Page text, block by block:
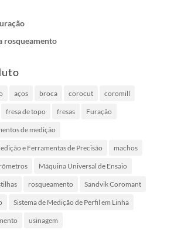
rosqueamento
aços broca corocut coromill
fresa de topo fresas Furação
de medição
e Ferramentas de Precisão machos
Máquina Universal de Ensaio
rosqueamento Sandvik Coromant
Sistema de Medição de Perfil em Linha
usinagem